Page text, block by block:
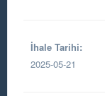
İhale Tarihi:
2025-05-21